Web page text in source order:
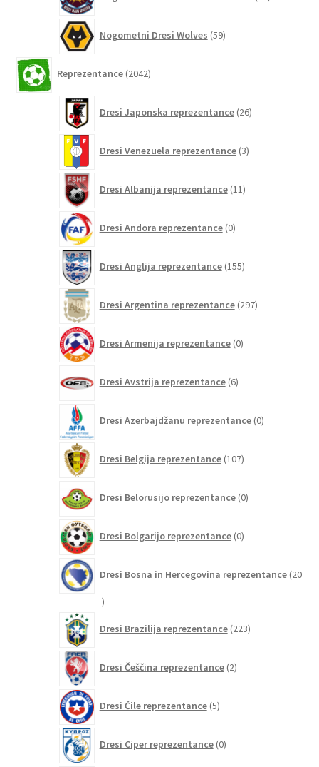
Nogometni Dresi Wolves 59izdelkov
Reprezentance 2042izdelkov
Dresi Japonska reprezentance 26izdelkov
Dresi Venezuela reprezentance 3izdelki
Dresi Albanija reprezentance 11izdelkov
Dresi Andora reprezentance 0izdelkov
Dresi Anglija reprezentance 155izdelkov
Dresi Argentina reprezentance 297izdelkov
Dresi Armenija reprezentance 0izdelkov
Dresi Avstrija reprezentance 6izdelkov
Dresi Azerbajdžanu reprezentance 0izdelkov
Dresi Belgija reprezentance 107izdelkov
Dresi Belorusijo reprezentance 0izdelkov
Dresi Bolgarijo reprezentance 0izdelkov
Dresi Bosna in Hercegovina reprezentance 20
20
Dresi Brazilija reprezentance 223izdelkov
Dresi Češčina reprezentance 2izdelka
Dresi Čile reprezentance 5izdelkov
Dresi Ciper reprezentance 0izdelkov